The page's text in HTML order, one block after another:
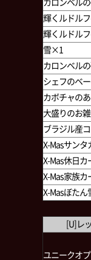
カロンベル
輝くルドル
輝くルドル
雪×1
カロンベル
シェフのベ
カボチャの
大盛りのお
ブラジル産
X-Masサン
X-Mas休日カ
X-Mas家族カ
X-Masぼた
[U]レ
ユニークオ